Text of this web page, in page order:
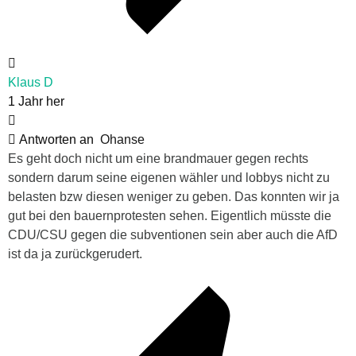
Klaus D
1 Jahr her
Antworten an Ohanse
Es geht doch nicht um eine brandmauer gegen rechts
sondern darum seine eigenen wähler und lobbys nicht zu
belasten bzw diesen weniger zu geben. Das konnten wir ja
gut bei den bauernprotesten sehen. Eigentlich müsste die
CDU/CSU gegen die subventionen sein aber auch die AfD
ist da ja zurückgerudert.